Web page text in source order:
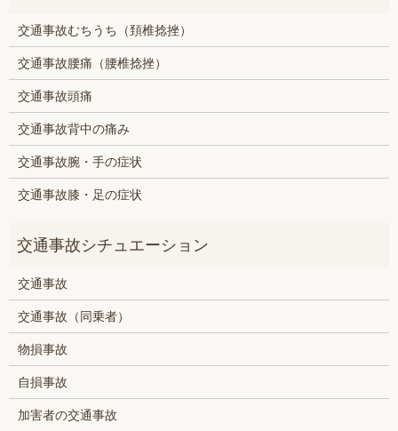
交通事故むちうち（頚椎捻挫）
交通事故腰痛（腰椎捻挫）
交通事故頭痛
交通事故背中の痛み
交通事故腕・手の症状
交通事故膝・足の症状
交通事故
交通事故（同乗者）
物損事故
自損事故
加害者の交通事故